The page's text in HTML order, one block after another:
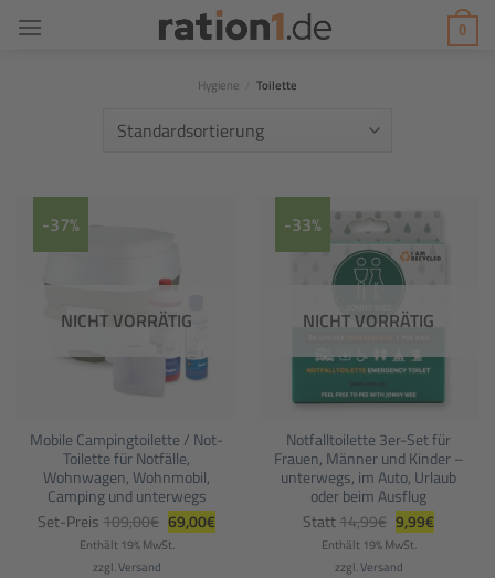
Inhalt
0
Hygiene Toilette
-37%
NICHT VORRÄTIG
Mobile Campingtoilette / Not-
Toilette für Notfälle,
Wohnwagen, Wohnmobil,
Camping und unterwegs
Set-Preis 109,00€ Ursprünglicher
Preis
war:
69,00€Aktueller
Preis
Enthält 19% MwSt.
zzgl.Versand
-33%
NICHT VORRÄTIG
Notfalltoilette 3er-Set für
Frauen, Männer und Kinder –
unterwegs, im Auto, Urlaub
oder beim Ausflug
Statt 14,99€ Ursprünglicher
Preis
war:
14,99€
9,99€Aktueller
Preis
Enthält 19% MwSt.
zzgl.Versand